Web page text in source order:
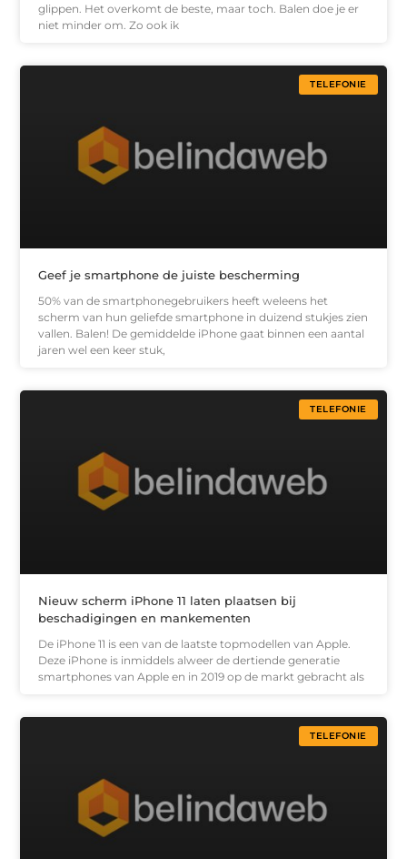
glippen. Het overkomt de beste, maar toch. Balen doe je er
niet minder om. Zo ook ik
TELEFONIE
Geef je smartphone de juiste bescherming
50% van de smartphonegebruikers heeft weleens het
scherm van hun geliefde smartphone in duizend stukjes zien
vallen. Balen! De gemiddelde iPhone gaat binnen een aantal
jaren wel een keer stuk,
TELEFONIE
Nieuw scherm iPhone 11 laten plaatsen bij
beschadigingen en mankementen
De iPhone 11 is een van de laatste topmodellen van Apple.
Deze iPhone is inmiddels alweer de dertiende generatie
smartphones van Apple en in 2019 op de markt gebracht als
TELEFONIE